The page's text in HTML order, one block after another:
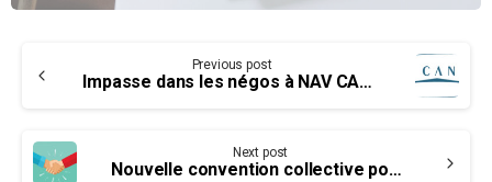
Reading
Previous post
Impasse dans les négos à NAV CANADA
Next post
Nouvelle convention collective pour les membres de l’UCET/AFPC à l’Aéroport de Prince Rupert